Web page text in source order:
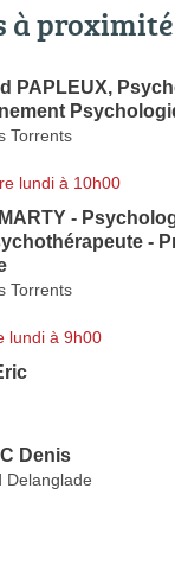
à proximité
PAPLEUX,
Torrents
lundi à 10h00
-
-
Torrents
lundi à 9h00
Denis
Delanglade